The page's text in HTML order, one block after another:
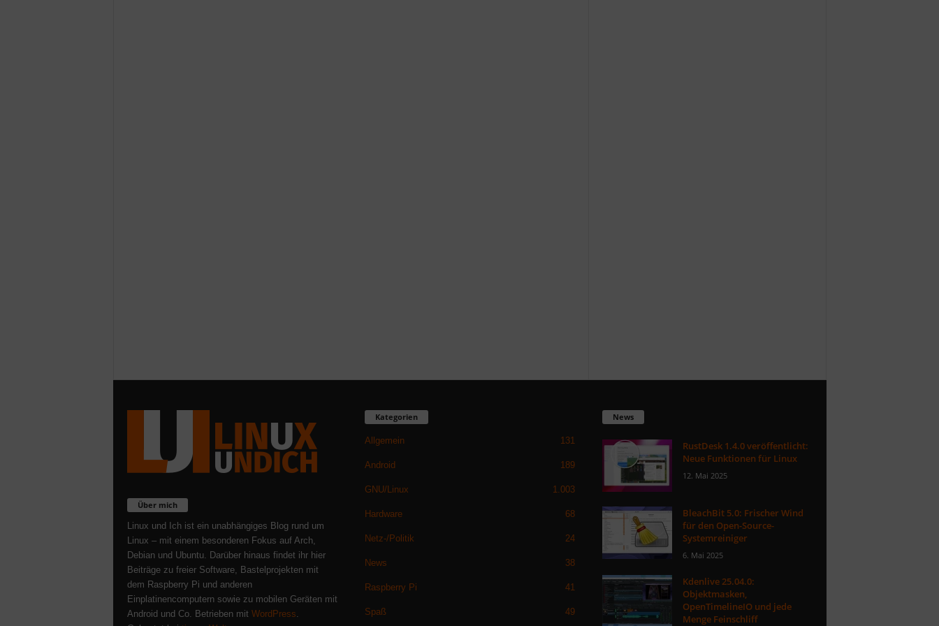
Über mich
Linux und Ich ist ein unabhängiges Blog rund um
Linux – mit einem besonderen Fokus auf Arch,
Debian und Ubuntu. Darüber hinaus findet ihr hier
Beiträge zu freier Software, Bastelprojekten mit
dem Raspberry Pi und anderen
Einplatinencomputern sowie zu mobilen Geräten mit
Android und Co. Betrieben mit WordPress
Kategorien
Allgemein 131
Android 189
GNU/Linux 1.003
Hardware 68
Netz-/Politik 24
News 38
Raspberry Pi 41
Spaß 49
News
RustDesk 1.4.0 veröffentlicht:
Neue Funktionen für Linux
12. Mai 2025
BleachBit 5.0: Frischer Wind
für den Open-Source-
Systemreiniger
6. Mai 2025
Kdenlive 25.04.0:
Objektmasken,
OpenTimelineIO und jede
Menge Feinschliff